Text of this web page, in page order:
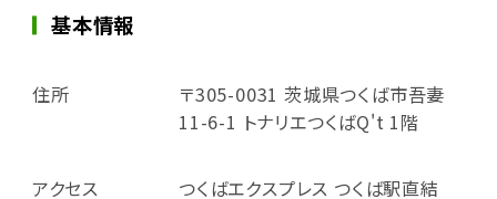
基本情報
住所
〒305-0031 茨城県つくば市吾妻
11-6-1 トナリエつくばQ't 1階
アクセス つくばエクスプレス つくば駅直結